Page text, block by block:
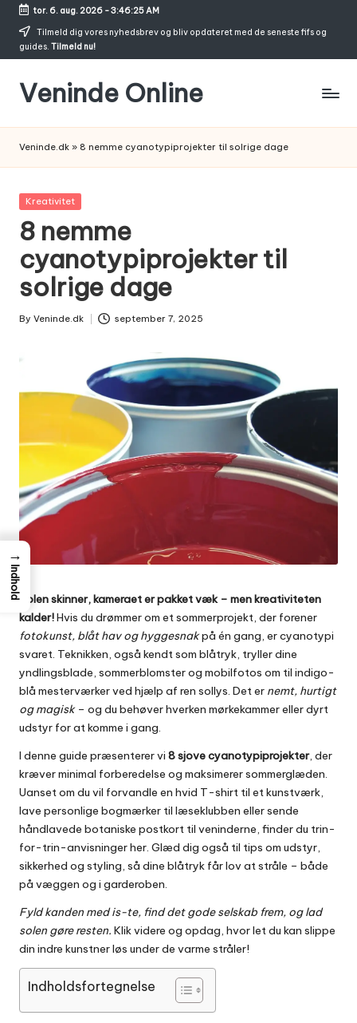
Skip
tor. 6. aug. 2026-3:46:26 AM
Tilmeld dig vores nyhedsbrev og bliv opdateret med de seneste fifs og
guides. Tilmeld nu!
Veninde Online
inspiration
Veninde.dk » 8 nemme cyanotypiprojekter til solrige dage
Posted
Kreativitet
8 nemme
cyanotypiprojekter til
solrige dage
Posted
By Veninde.dk september 7, 2025
Solen skinner, kameraet er pakket væk – men kreativiteten
kalder!Hvis du drømmer om et sommerprojekt, der forener
fotokunst, blåt hav og hyggesnakpå én gang, er cyanotypi
svaret. Teknikken, også kendt som blåtryk, tryller dine
yndlingsblade, sommerblomster og mobilfotos om til indigo-
blå mesterværker ved hjælp af ren sollys. Det er nemt, hurtigt
og magisk– og du behøver hverken mørkekammer eller dyrt
udstyr for at komme i gang.
I denne guide præsenterer vi 8 sjove cyanotypiprojekter, der
kræver minimal forberedelse og maksimerer sommerglæden.
Uanset om du vil forvandle en hvid T-shirt til et kunstværk,
lave personlige bogmærker til læseklubben eller sende
håndlavede botaniske postkort til veninderne, finder du trin-
for-trin-anvisninger her. Glæd dig også til tips om udstyr,
sikkerhed og styling, så dine blåtryk får lov at stråle – både
på væggen og i garderoben.
Fyld kanden med is-te, find det gode selskab frem, og lad
solen gøre resten. Klik videre og opdag, hvor let du kan slippe
din indre kunstner løs under de varme stråler!
Indholdsfortegnelse
→
Indhold